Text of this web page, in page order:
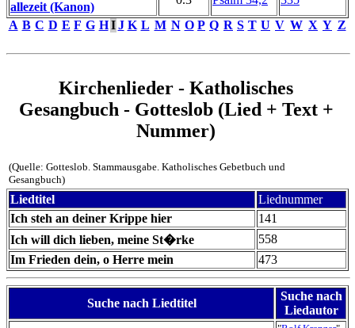
allezeit (Kanon)
A B C D E F G H IJ K L M N O P Q R S T U V W X Y Z
Kirchenlieder - Katholisches
Gesangbuch - Gotteslob (Lied + Text +
Nummer)
(Quelle: Gotteslob. Stammausgabe. Katholisches Gebetbuch und
Gesangbuch)
Liedtitel
Liednummer
Ich steh an deiner Krippe hier
141
Ich will dich lieben, meine St�rke
558
Im Frieden dein, o Herre mein
473
Suche nach Liedtitel
Suche nach
Liedautor